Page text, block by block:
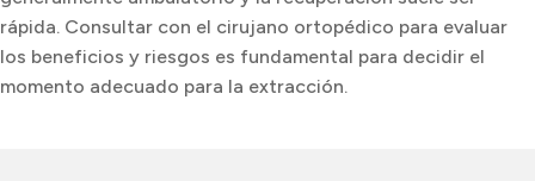
rápida. Consultar con el cirujano ortopédico para evaluar
los beneficios y riesgos es fundamental para decidir el
momento adecuado para la extracción.